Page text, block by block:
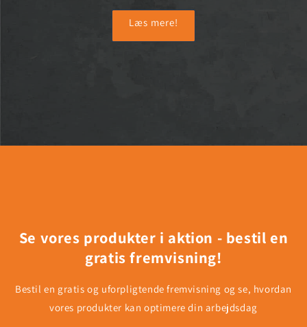
Læs mere!
Se vores produkter i aktion - bestil en
gratis fremvisning!
Bestil en gratis og uforpligtende fremvisning og se, hvordan
vores produkter kan optimere din arbejdsdag